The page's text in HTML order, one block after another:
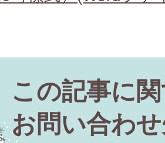
この記事に
お問い合わ